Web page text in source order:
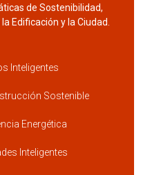
de Sostenibilidad,
Edificación y la Ciudad.
Inteligentes
Sostenible
Energética
Inteligentes